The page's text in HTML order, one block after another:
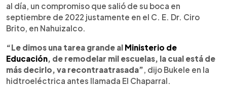
al día, un compromiso que salió de su boca en
septiembre de 2022 justamente en el C. E. Dr. Ciro
Brito, en Nahuizalco.
“Le dimos una tarea grande al Ministerio de
Educación, de remodelar mil escuelas, la cual está de
más decirlo, va recontraatrasada” , dijo Bukele en la
hidtroeléctrica antes llamada El Chaparral.